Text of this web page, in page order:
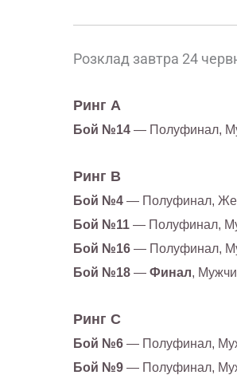
Розклад завтра 24
Ринг А
Бой №14 — Полуфинал,
Ринг B
Бой №4 — Полуфинал,
Бой №11 — Полуфинал,
Бой №16 — Полуфинал,
Бой №18 — Финал,
Ринг C
Бой №6 — Полуфинал,
Бой №9 — Полуфинал,